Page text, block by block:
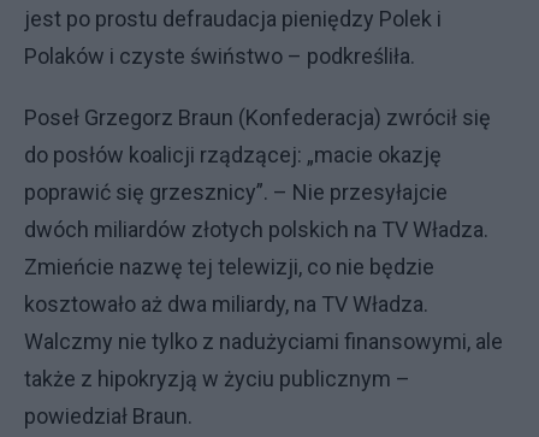
jest po prostu defraudacja pieniędzy Polek i
Polaków i czyste świństwo – podkreśliła.
Poseł Grzegorz Braun (Konfederacja) zwrócił się
do posłów koalicji rządzącej: „macie okazję
poprawić się grzesznicy”. – Nie przesyłajcie
dwóch miliardów złotych polskich na TV Władza.
Zmieńcie nazwę tej telewizji, co nie będzie
kosztowało aż dwa miliardy, na TV Władza.
Walczmy nie tylko z nadużyciami finansowymi, ale
także z hipokryzją w życiu publicznym –
powiedział Braun.